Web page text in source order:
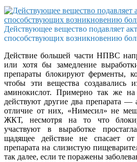
Действующее вещество подавляет
способствующих возникновению
Действие большей части НПВС
или хотя бы замедление
препараты блокируют ферменты,
чтобы эти вещества создавались
аминокислот. Примерно так же на
действуют другие два препарата
отличие от них, «Нимесил» не
ЖКТ, несмотря на то что
участвуют в выработке
щадящее действие не спасает от
препарата на слизистую
так далее, если те поражены